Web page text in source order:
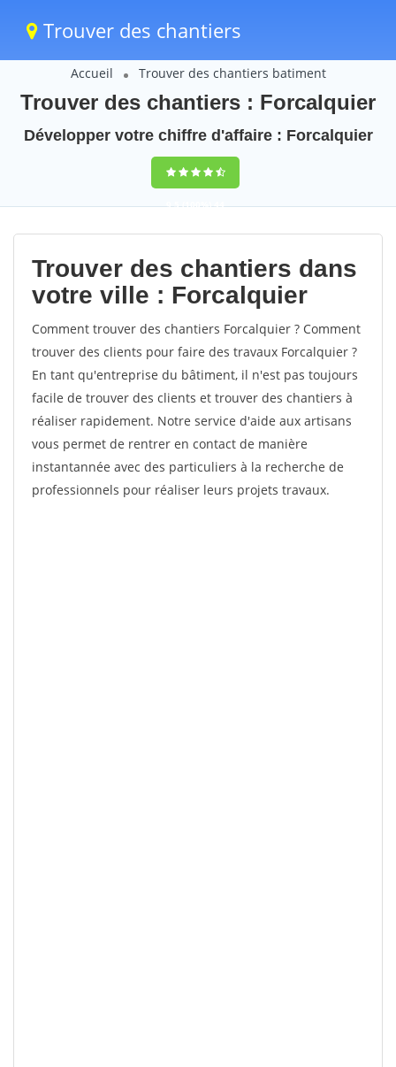
Trouver des chantiers
Accueil Trouver des chantiers batiment
Trouver des chantiers : Forcalquier
Développer votre chiffre d'affaire : Forcalquier
9,5(100%)44
votes
Trouver des chantiers dans
votre ville : Forcalquier
Comment trouver des chantiers Forcalquier ? Comment
trouver des clients pour faire des travaux Forcalquier ?
En tant qu'entreprise du bâtiment, il n'est pas toujours
facile de trouver des clients et trouver des chantiers à
réaliser rapidement. Notre service d'aide aux artisans
vous permet de rentrer en contact de manière
instantannée avec des particuliers à la recherche de
professionnels pour réaliser leurs projets travaux.